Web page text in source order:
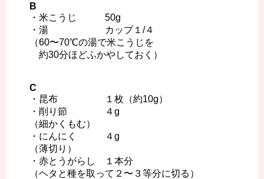
B
・米こうじ 50g
・湯 カップ１/４
（60〜70℃の湯で米こうじを
約30分ほどふかやしておく）
C
・昆布 １枚（約10g）
・削り節 ４g
（細かくもむ）
・にんにく ４g
（薄切り）
・赤とうがらし １本分
（ヘタと種を取って２〜３等分に切る）